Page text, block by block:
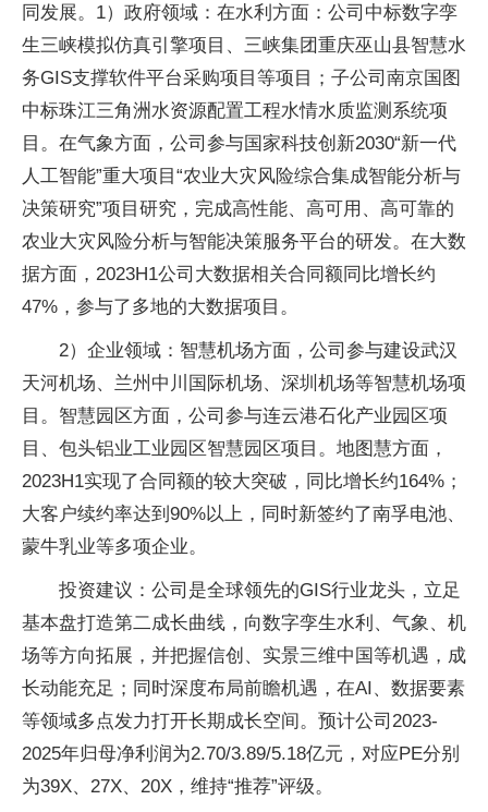
同发展。1）政府领域：在水利方面：公司中标数字孪
生三峡模拟仿真引擎项目、三峡集团重庆巫山县智慧水
务GIS支撑软件平台采购项目等项目；子公司南京国图
中标珠江三角洲水资源配置工程水情水质监测系统项
目。在气象方面，公司参与国家科技创新2030“新一代
人工智能”重大项目“农业大灾风险综合集成智能分析与
决策研究”项目研究，完成高性能、高可用、高可靠的
农业大灾风险分析与智能决策服务平台的研发。在大数
据方面，2023H1公司大数据相关合同额同比增长约
47%，参与了多地的大数据项目。
2）企业领域：智慧机场方面，公司参与建设武汉
天河机场、兰州中川国际机场、深圳机场等智慧机场项
目。智慧园区方面，公司参与连云港石化产业园区项
目、包头铝业工业园区智慧园区项目。地图慧方面，
2023H1实现了合同额的较大突破，同比增长约164%；
大客户续约率达到90%以上，同时新签约了南孚电池、
蒙牛乳业等多项企业。
投资建议：公司是全球领先的GIS行业龙头，立足
基本盘打造第二成长曲线，向数字孪生水利、气象、机
场等方向拓展，并把握信创、实景三维中国等机遇，成
长动能充足；同时深度布局前瞻机遇，在AI、数据要素
等领域多点发力打开长期成长空间。预计公司2023-
2025年归母净利润为2.70/3.89/5.18亿元，对应PE分别
为39X、27X、20X，维持“推荐”评级。